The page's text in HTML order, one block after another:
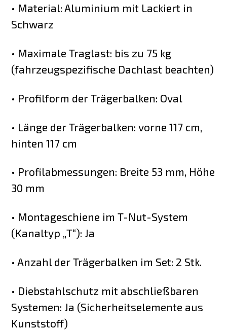
• Material: Aluminium mit Lackiert in
Schwarz
• Maximale Traglast: bis zu 75 kg
(fahrzeugspezifische Dachlast beachten)
• Profilform der Trägerbalken: Oval
• Länge der Trägerbalken: vorne 117 cm,
hinten 117 cm
• Profilabmessungen: Breite 53 mm, Höhe
30 mm
• Montageschiene im T-Nut-System
(Kanaltyp „T“): Ja
• Anzahl der Trägerbalken im Set: 2 Stk.
• Diebstahlschutz mit abschließbaren
Systemen: Ja (Sicherheitselemente aus
Kunststoff)